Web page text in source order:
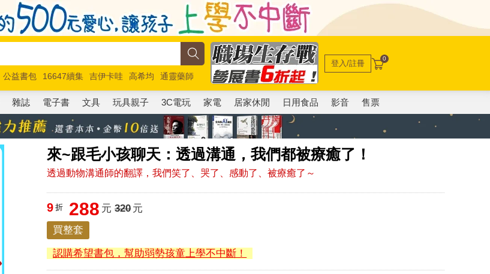
公益書包 16647續集 吉伊卡哇 高希均
通靈藥師
馬斯克 玩具總動員5 超慢跑
登入/註冊 0
雜誌 電子書 文具 玩具親子 3C電玩 家電 居家休閒 日用食品 影音 售票
來~跟毛小孩聊天：透過溝通，我們都被療癒了！
透過動物溝通師的翻譯，我們笑了、哭了、感動了、被療癒了～
9 折 288 元 320元
買整套
認購希望書包，幫助弱勢孩童上學不中斷！